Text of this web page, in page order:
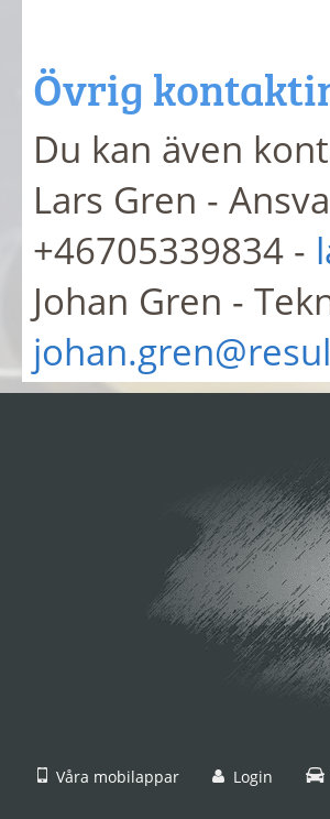
Övrig
Du kan även
Lars Gren -
+46705339834 -
Johan Gren -
Våra mobilappar Login